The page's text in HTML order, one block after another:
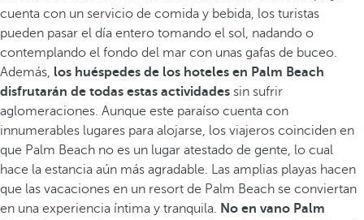
cuenta con un servicio de comida y bebida, los turistas
pueden pasar el día entero tomando el sol, nadando o
contemplando el fondo del mar con unas gafas de buceo.
Además, los huéspedes de los hoteles en Palm Beach
disfrutarán de todas estas actividades sin sufrir
aglomeraciones. Aunque este paraíso cuenta con
innumerables lugares para alojarse, los viajeros coinciden en
que Palm Beach no es un lugar atestado de gente, lo cual
hace la estancia aún más agradable. Las amplias playas hacen
que las vacaciones en un resort de Palm Beach se conviertan
en una experiencia íntima y tranquila. No en vano Palm